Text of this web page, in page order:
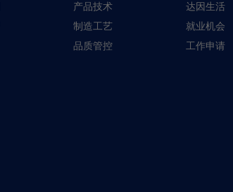
产品技术
制造工艺
品质管控
达因生活
就业机会
工作申请